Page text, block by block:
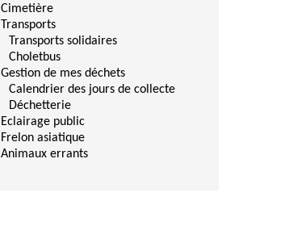
Cimetière
Transports
Transports solidaires
Choletbus
Gestion de mes déchets
Calendrier des jours de collecte
Déchetterie
Eclairage public
Frelon asiatique
Animaux errants